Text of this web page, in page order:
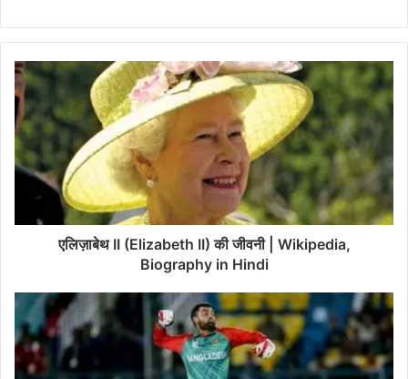
एलिज़ाबेथ II (Elizabeth II) की जीवनी | Wikipedia,
Biography in Hindi